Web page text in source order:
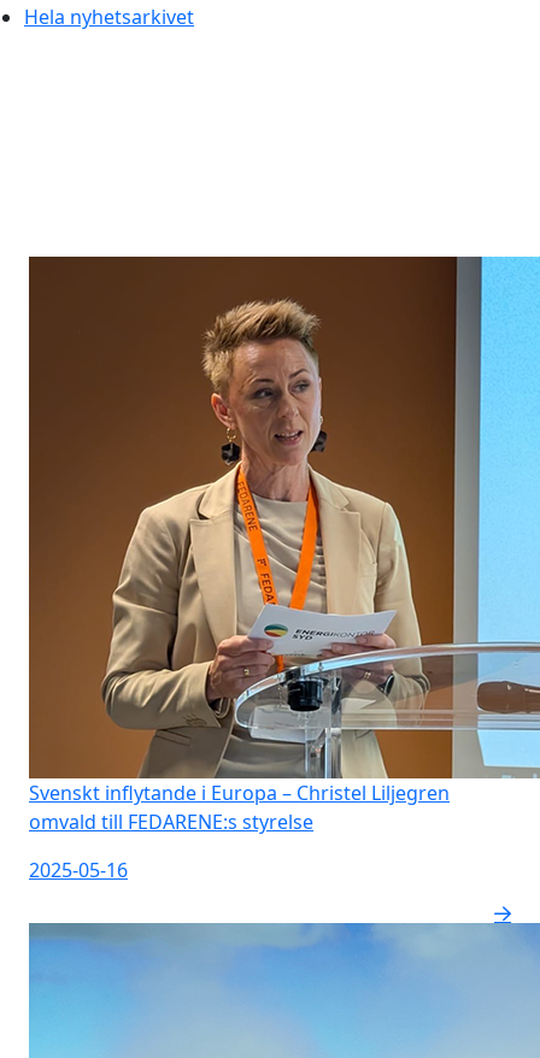
Hela nyhetsarkivet
Svenskt inflytande i Europa – Christel Liljegren
omvald till FEDARENE:s styrelse
2025-05-16